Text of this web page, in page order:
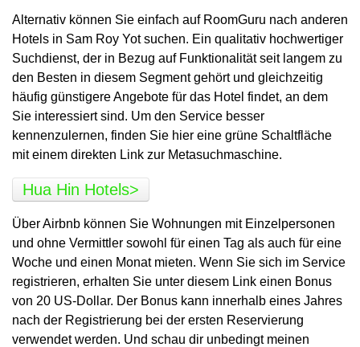
Alternativ können Sie einfach auf RoomGuru nach anderen
Hotels in Sam Roy Yot suchen. Ein qualitativ hochwertiger
Suchdienst, der in Bezug auf Funktionalität seit langem zu
den Besten in diesem Segment gehört und gleichzeitig
häufig günstigere Angebote für das Hotel findet, an dem
Sie interessiert sind. Um den Service besser
kennenzulernen, finden Sie hier eine grüne Schaltfläche
mit einem direkten Link zur Metasuchmaschine.
Hua Hin Hotels>
Über Airbnb können Sie Wohnungen mit Einzelpersonen
und ohne Vermittler sowohl für einen Tag als auch für eine
Woche und einen Monat mieten. Wenn Sie sich im Service
registrieren, erhalten Sie unter diesem Link einen Bonus
von 20 US-Dollar. Der Bonus kann innerhalb eines Jahres
nach der Registrierung bei der ersten Reservierung
verwendet werden. Und schau dir unbedingt meinen